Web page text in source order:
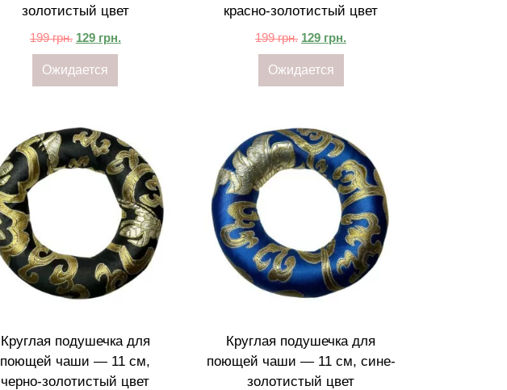
золотистый цвет
199грн. 129 грн.
Ожидается
красно-золотистый цвет
199грн. 129 грн.
Ожидается
Круглая подушечка для
поющей чаши — 11 см,
черно-золотистый цвет
Круглая подушечка для
поющей чаши — 11 см, сине-
золотистый цвет